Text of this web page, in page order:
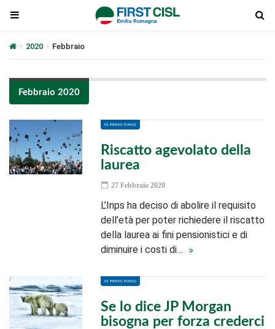
2020 Febbraio
Febbraio 2020
IN PRIMO PIANO
Riscatto agevolato della
laurea
27 Febbraio 2020
L’Inps ha deciso di abolire il requisito
dell’età per poter richiedere il riscatto
della laurea ai fini pensionistici e di
diminuire i costi di…
IN PRIMO PIANO
Se lo dice JP Morgan
bisogna per forza crederci